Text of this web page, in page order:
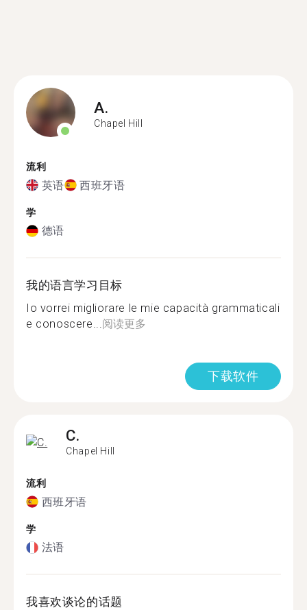
A.
Chapel Hill
流利
英语 西班牙语
学
德语
我的语言学习目标
Io vorrei migliorare le mie capacità grammaticali
e conoscere...阅读更多
下载软件
C.
Chapel Hill
流利
西班牙语
学
法语
我喜欢谈论的话题